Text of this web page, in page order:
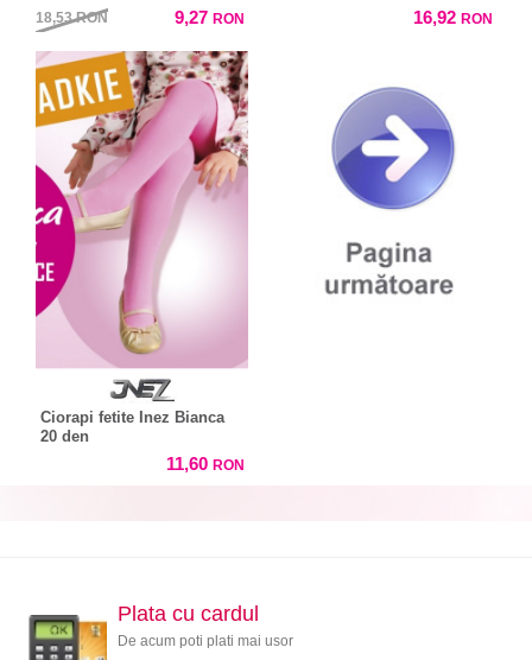
18,53RON 9,27 RON 16,92 RON
Ciorapi fetite Inez Bianca
20 den
11,60 RON
Plata cu cardul
De acum poti plati mai usor